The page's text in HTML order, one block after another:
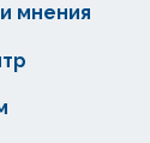
мнения